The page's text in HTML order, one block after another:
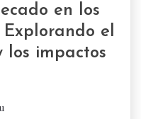
en los
el
los impactos